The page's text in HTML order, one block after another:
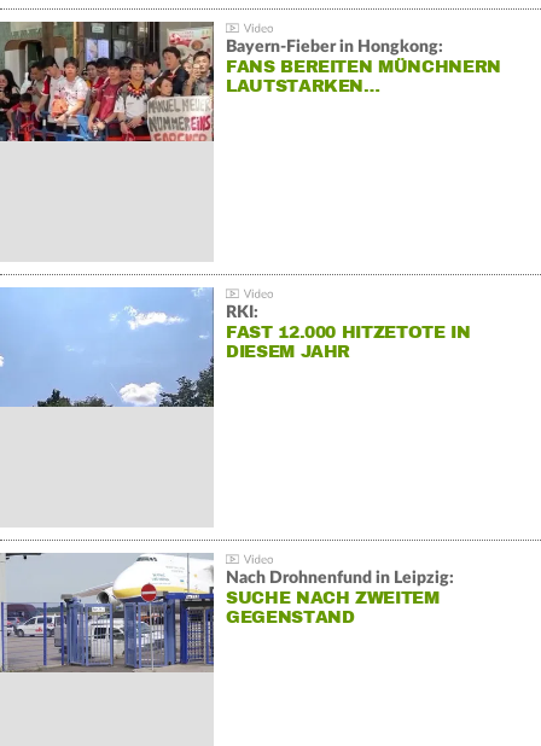
Bayern-Fieber in Hongkong:
FANS BEREITEN MÜNCHNERN
LAUTSTARKEN…
RKI:
FAST 12.000 HITZETOTE IN
DIESEM JAHR
Nach Drohnenfund in Leipzig:
SUCHE NACH ZWEITEM
GEGENSTAND